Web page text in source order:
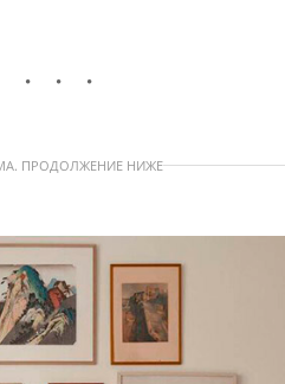
ПРОДОЛЖЕНИЕ НИЖЕ